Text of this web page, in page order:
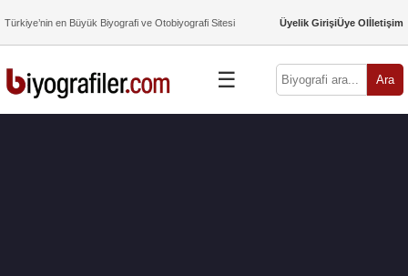
Türkiye’nin en Büyük Biyografi ve Otobiyografi Sitesi Üyelik GirişiÜye Olİletişim
☰ Ara